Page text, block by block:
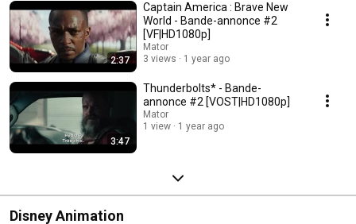
2:37
Captain America : Brave New
World - Bande-annonce #2
[VF|HD1080p]
Mator
3 views
1 year ago
3:47
Thunderbolts* - Bande-
annonce #2 [VOST|HD1080p]
Mator
1 view
1 year ago
Disney Animation